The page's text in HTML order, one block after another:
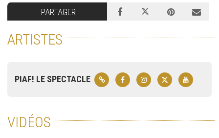
PARTAGER
ARTISTES
PIAF! LE SPECTACLE
VIDÉOS